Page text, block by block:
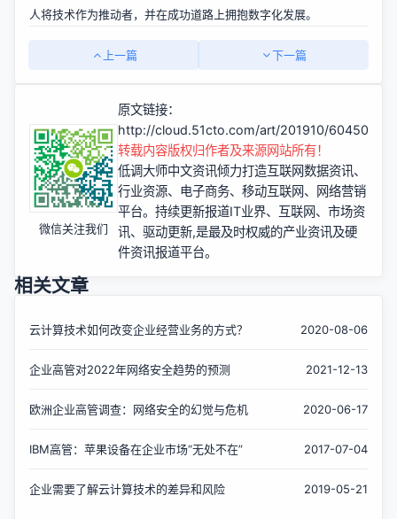
人将技术作为推动者，并在成功道路上拥抱数字化发展。
上一篇 下一篇
微信关注我们
原文链接：
http://cloud.51cto.com/art/201910/
转载内容版权归作者及来源网站所有！
低调大师中文资讯倾力打造互联网数据资讯、
行业资源、电子商务、移动互联网、网络营销
平台。持续更新报道IT业界、互联网、市场资
讯、驱动更新,是最及时权威的产业资讯及硬
件资讯报道平台。
相关文章
云计算技术如何改变企业经营业务的方式？ 2020-08-06
企业高管对2022年网络安全趋势的预测 2021-12-13
欧洲企业高管调查：网络安全的幻觉与危机 2020-06-17
IBM高管：苹果设备在企业市场“无处不在” 2017-07-04
企业需要了解云计算技术的差异和风险 2019-05-21